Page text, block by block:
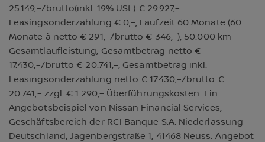
25.149,–/brutto(inkl. 19% USt.) € 29.927,–.
Leasingsonderzahlung € 0,–, Laufzeit 60 Monate (60
Monate à netto € 291,–/brutto € 346,–), 50.000 km
Gesamtlaufleistung, Gesamtbetrag netto €
17.430,–/brutto € 20.741,–, Gesamtbetrag inkl.
Leasingsonderzahlung netto € 17.430,–/brutto €
20.741,– zzgl. € 1.290,– Überführungskosten. Ein
Angebotsbeispiel von Nissan Financial Services,
Geschäftsbereich der RCI Banque S.A. Niederlassung
Deutschland, Jagenbergstraße 1, 41468 Neuss. Angebot